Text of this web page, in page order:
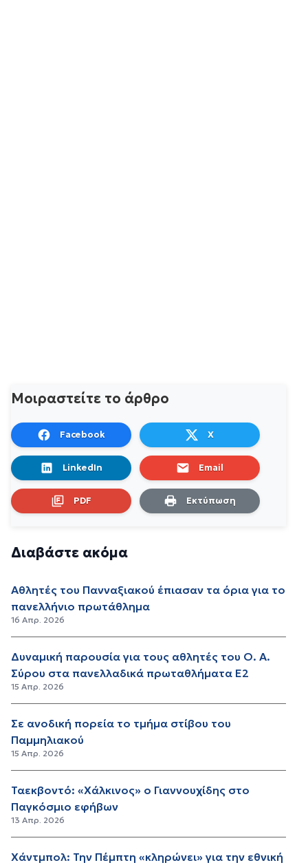
Μοιραστείτε το άρθρο
Facebook X
LinkedIn Email
PDF Εκτύπωση
Διαβάστε ακόμα
Αθλητές του Πανναξιακού έπιασαν τα όρια για το
πανελλήνιο πρωτάθλημα
16 Απρ. 2026
Δυναμική παρουσία για τους αθλητές του Ο. Α.
Σύρου στα πανελλαδικά πρωταθλήματα Ε2
15 Απρ. 2026
Σε ανοδική πορεία το τμήμα στίβου του
Παμμηλιακού
15 Απρ. 2026
Ταεκβοντό: «Χάλκινος» ο Γιαννουχίδης στο
Παγκόσμιο εφήβων
13 Απρ. 2026
Χάντμπολ: Την Πέμπτη «κληρώνει» για την εθνική